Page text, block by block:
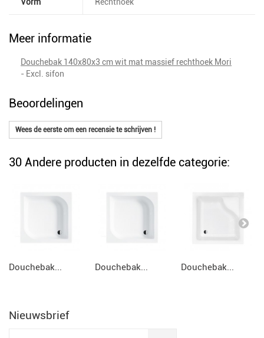
Meer informatie
Douchebak 140x80x3 cm wit mat massief rechthoek Mori
- Excl. sifon
Beoordelingen
Wees de eerste om een recensie te schrijven !
30 Andere producten in dezelfde categorie:
Douchebak... Douchebak... Douchebak...
Nieuwsbrief